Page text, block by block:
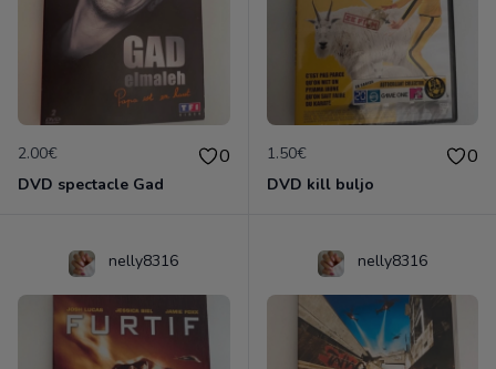
2.00€ 0
DVD spectacle Gad
1.50€ 0
DVD kill buljo
nelly8316 nelly8316